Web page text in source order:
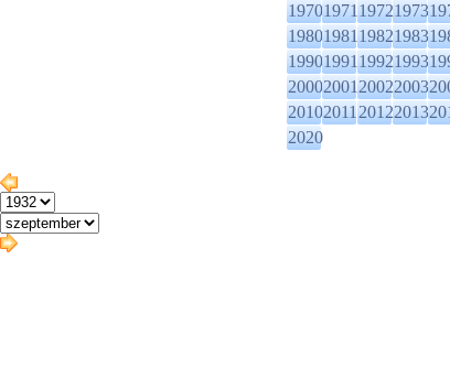
1970197119721973
1980198119821983
1990199119921993
2000200120022003
2010201120122013
2020